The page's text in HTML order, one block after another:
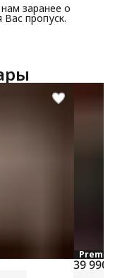
заранее о
пропуск.
39 990